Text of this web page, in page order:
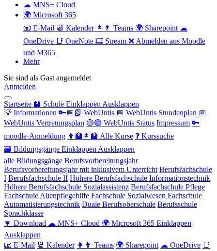
☁ MNS+ Cloud
🌍 Microsoft 365
📧 E-Mail 📆 Kalender 👩👨 Teams 🌍 Sharepoint ☁
OneDrive 📑 OneNote 🎞 Stream ❌ Abmelden aus Moodle
und M365
Mehr
Sie sind als Gast angemeldet
Anmelden
Startseite 🏫 Schule Einklappen Ausklappen
💡 Informationen 🔑📅📗 WebUntis 📅 WebUntis Stundenplan 📅
WebUntis Vertretungsplan 🔴🟢 WebUntis Status Impressum 🔑
moodle-Anmeldung 👨‍🏫👩‍🏫 Alle Kurse ❓ Kurssuche
🗃 Bildungsgänge Einklappen Ausklappen
alle Bildungsgänge Berufsvorbereitungsjahr
Berufsvorbereitungsjahr mit inklusivem Unterricht Berufsfachschule
I Berufsfachschule II Höhere Berufsfachschule Informationstechnik
Höhere Berufsfachschule Sozialassistenz Berufsfachschule Pflege
Fachschule Altenpflegehilfe Fachschule Sozialwesen Fachschule
Automatisierungstechnik Duale Berufsoberschule Berufsschule
Sprachklasse
🔽 Download ☁ MNS+ Cloud 🌍 Microsoft 365 Einklappen
Ausklappen
📧 E-Mail 📆 Kalender 👩👨 Teams 🌍 Sharepoint ☁ OneDrive 📑